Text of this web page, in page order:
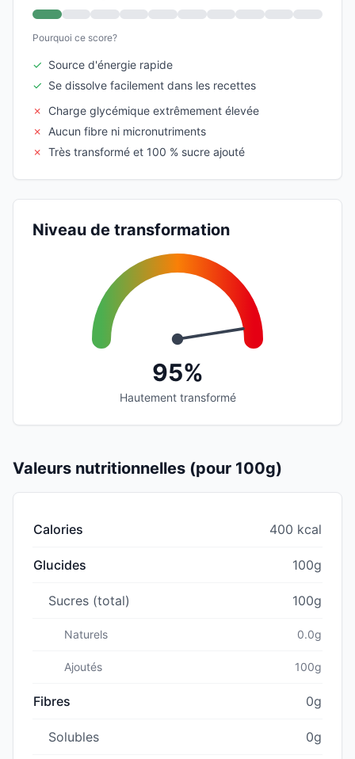
Pourquoi ce score?
✓ Source d'énergie rapide
✓ Se dissolve facilement dans les recettes
✗
Charge glycémique extrêmement élevée
✗
Aucun fibre ni micronutriments
✗ Très transformé et 100 % sucre ajouté
Niveau de transformation
95%
Hautement transformé
Valeurs nutritionnelles (pour 100g)
Calories 400 kcal
Glucides 100g
Sucres (total) 100g
Naturels 0.0g
Ajoutés 100g
Fibres 0g
Solubles 0g